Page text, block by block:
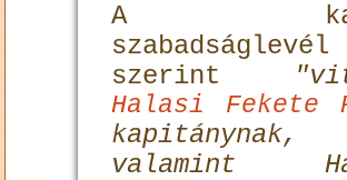
A
szabadságlevél
szerint
Halasi Fekete
kapitánynak,
valamint